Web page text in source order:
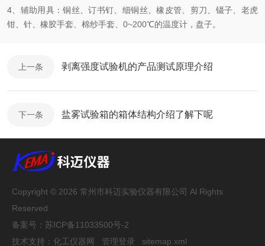
4、辅助用具：铜丝、订书钉、细铜丝、橡皮管、剪刀、镊子、老虎
钳、针、橡胶手套、棉纱手套、0~200℃的温度计，盘子。
上一条 剥离强度试验机的产品测试原理介绍
下一条 盐雾试验箱的箱体结构介绍了解下呢
Copyright © 2026 常州市科迈实验仪器有限公司 Al Rights
Reserved
备案号： 苏ICP备11033500号-2
技术支持： 化工仪器网 管理登录 sitemap.xml